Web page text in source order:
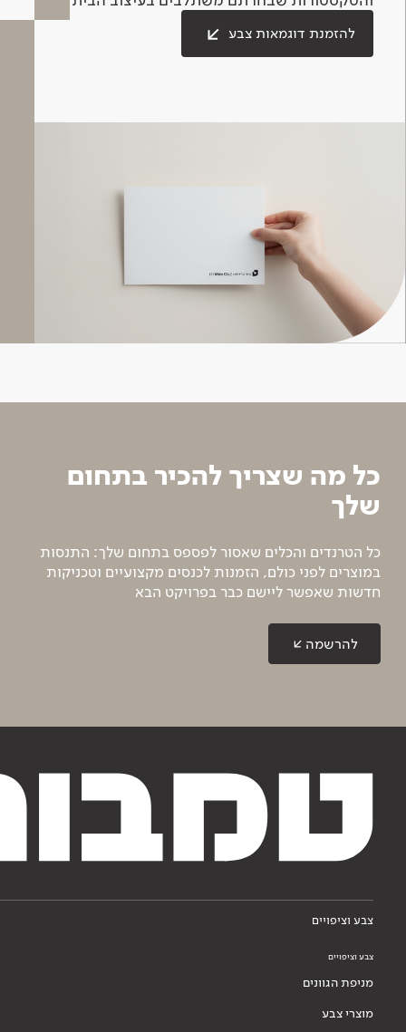
להזמנת דוגמאות צבע
כל מה שצריך להכיר בתחום
שלך
כל הטרנדים והכלים שאסור לפספס בתחום שלך: התנסות
במוצרים לפני כולם, הזמנות לכנסים מקצועיים וטכניקות
חדשות שאפשר ליישם כבר בפרויקט הבא
להרשמה
צבע וציפויים
צבע וציפויים
מניפת הגוונים
מוצרי צבע